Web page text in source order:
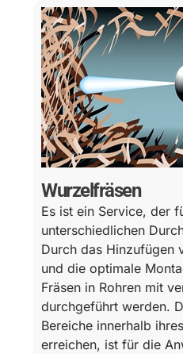
Wurzelfräsen
Es ist ein Service, der
unterschiedlichen
Durch das Hinzufügen
und die optimale
Fräsen in Rohren mit
durchgeführt werden.
Bereiche innerhalb
erreichen, ist für die